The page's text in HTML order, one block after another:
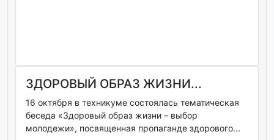
ЗДОРОВЫЙ ОБРАЗ ЖИЗНИ...
16 октября в техникуме состоялась тематическая
беседа «Здоровый образ жизни – выбор
молодежи», посвященная пропаганде здорового...